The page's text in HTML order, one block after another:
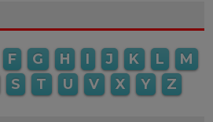
F G H I J K L
M
S T U V X Y Z